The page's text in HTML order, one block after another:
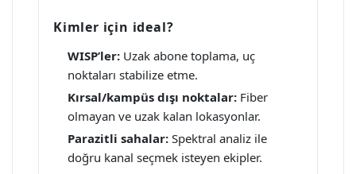
Kimler için ideal?
WISP’ler: Uzak abone toplama, uç
noktaları stabilize etme.
Kırsal/kampüs dışı noktalar: Fiber
olmayan ve uzak kalan lokasyonlar.
Parazitli sahalar: Spektral analiz ile
doğru kanal seçmek isteyen ekipler.